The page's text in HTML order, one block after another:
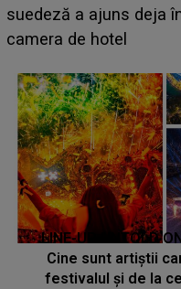
BĂIATUL VIZAT de
faptului împlinit, A
LINE-UP UNTOLD
Cine sunt artiștii
festivalul și de la